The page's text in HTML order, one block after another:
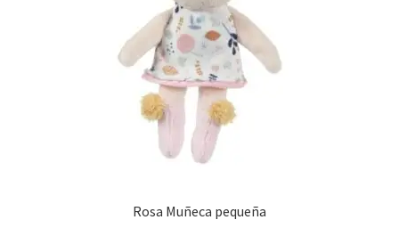
Rosa Muñeca pequeña